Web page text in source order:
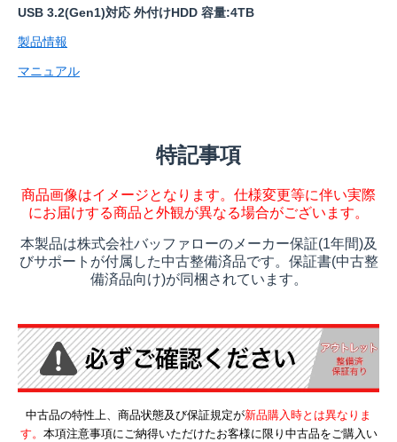
USB 3.2(Gen1)対応 外付けHDD 容量:4TB
製品情報
マニュアル
特記事項
商品画像はイメージとなります。仕様変更等に伴い実際
にお届けする商品と外観が異なる場合がございます。
本製品は株式会社バッファローのメーカー保証(1年間)及
びサポートが付属した中古整備済品です。保証書(中古整
備済品向け)が同梱されています。
中古品の特性上、商品状態及び保証規定が新品購入時とは異なりま
す。 本項注意事項にご納得いただけたお客様に限り中古品をご購入い